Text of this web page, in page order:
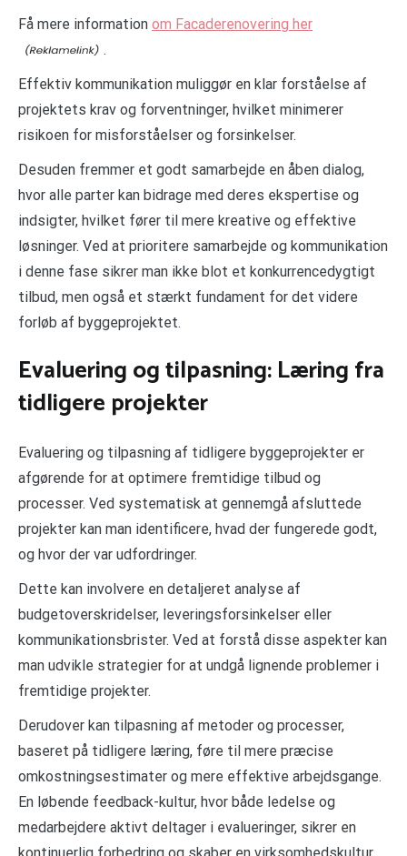
Få mere information om Facaderenovering her
.
Effektiv kommunikation muliggør en klar forståelse af
projektets krav og forventninger, hvilket minimerer
risikoen for misforståelser og forsinkelser.
Desuden fremmer et godt samarbejde en åben dialog,
hvor alle parter kan bidrage med deres ekspertise og
indsigter, hvilket fører til mere kreative og effektive
løsninger. Ved at prioritere samarbejde og kommunikation
i denne fase sikrer man ikke blot et konkurrencedygtigt
tilbud, men også et stærkt fundament for det videre
forløb af byggeprojektet.
Evaluering og tilpasning: Læring fra
tidligere projekter
Evaluering og tilpasning af tidligere byggeprojekter er
afgørende for at optimere fremtidige tilbud og
processer. Ved systematisk at gennemgå afsluttede
projekter kan man identificere, hvad der fungerede godt,
og hvor der var udfordringer.
Dette kan involvere en detaljeret analyse af
budgetoverskridelser, leveringsforsinkelser eller
kommunikationsbrister. Ved at forstå disse aspekter kan
man udvikle strategier for at undgå lignende problemer i
fremtidige projekter.
Derudover kan tilpasning af metoder og processer,
baseret på tidligere læring, føre til mere præcise
omkostningsestimater og mere effektive arbejdsgange.
En løbende feedback-kultur, hvor både ledelse og
medarbejdere aktivt deltager i evalueringer, sikrer en